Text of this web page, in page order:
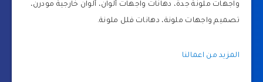
واجهات ملونة جدة، دهانات واجهات ألوان، ألوان خارجية مودرن،
تصميم واجهات ملونة، دهانات فلل ملونة.
المزيد من اعمالنا